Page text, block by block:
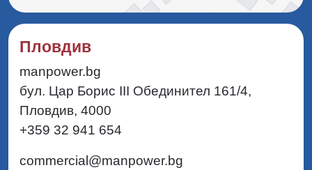
Пловдив
manpower.bg
бул. Цар Борис III Обединител 161/4,
Пловдив, 4000
+359 32 941 654
commercial@manpower.bg